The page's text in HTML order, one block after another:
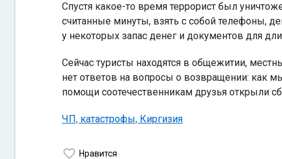
Спустя какое-то время террорист был
считанные минуты, взять с собой телефоны,
у некоторых запас денег и документов для
Сейчас туристы находятся в общежитии,
нет ответов на вопросы о возвращении: как
помощи соотечественникам друзья открыли
ЧП, катастрофы, Киргизия
Нравится